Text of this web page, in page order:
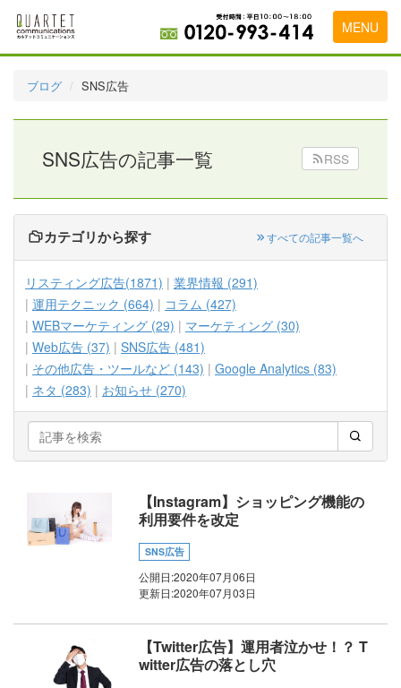
MENU
代理店の乗り換えをお考えの方
広告代理店・HP制作会社様へ
お申し込みから運用開始までの流れ
会社概要
お問い合わせ
ブログ SNS広告
SNS広告の記事一覧 RSS
カテゴリから探す すべての記事一覧へ
リスティング広告(1871)
業界情報 (291)
運用テクニック (664)
コラム (427)
WEBマーケティング (29)
マーケティング (30)
Web広告 (37)
SNS広告 (481)
その他広告・ツールなど (143)
Google Analytics (83)
ネタ (283)
お知らせ (270)
【Instagram】ショッピング機能の
利用要件を改定
SNS広告
公開日:2020年07月06日
更新日:2020年07月03日
【Twitter広告】運用者泣かせ！？ T
witter広告の落とし穴